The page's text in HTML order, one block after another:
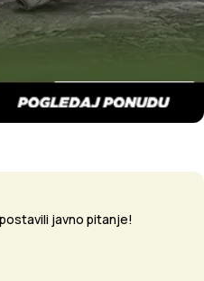
javno pitanje!